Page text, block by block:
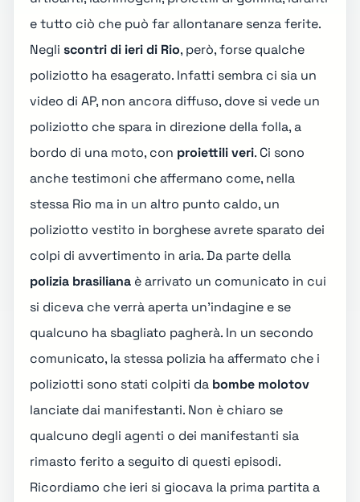
e tutto ciò che può far allontanare senza ferite.
Negli scontri di ieri di Rio, però, forse qualche
poliziotto ha esagerato. Infatti sembra ci sia un
video di AP, non ancora diffuso, dove si vede un
poliziotto che spara in direzione della folla, a
bordo di una moto, con proiettili veri. Ci sono
anche testimoni che affermano come, nella
stessa Rio ma in un altro punto caldo, un
poliziotto vestito in borghese avrete sparato dei
colpi di avvertimento in aria. Da parte della
polizia brasiliana è arrivato un comunicato in cui
si diceva che verrà aperta un'indagine e se
qualcuno ha sbagliato pagherà. In un secondo
comunicato, la stessa polizia ha affermato che i
poliziotti sono stati colpiti da bombe molotov
lanciate dai manifestanti. Non è chiaro se
qualcuno degli agenti o dei manifestanti sia
rimasto ferito a seguito di questi episodi.
Ricordiamo che ieri si giocava la prima partita a